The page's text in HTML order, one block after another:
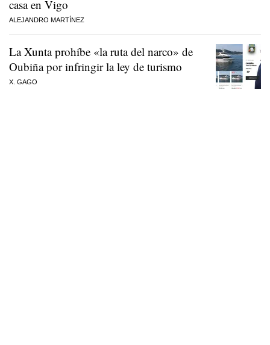
casa en Vigo
ALEJANDRO MARTÍNEZ
La Xunta prohíbe «la ruta del narco» de
Oubiña por infringir la ley de turismo
X. GAGO